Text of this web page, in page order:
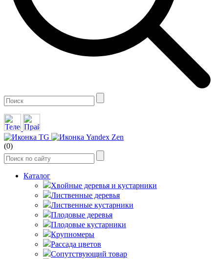
(0)
Каталог
Хвойные деревья и кустарники
Лиственные деревья
Лиственные кустарники
Плодовые деревья
Плодовые кустарники
Крупномеры
Рассада цветов
Сопутствующий товар